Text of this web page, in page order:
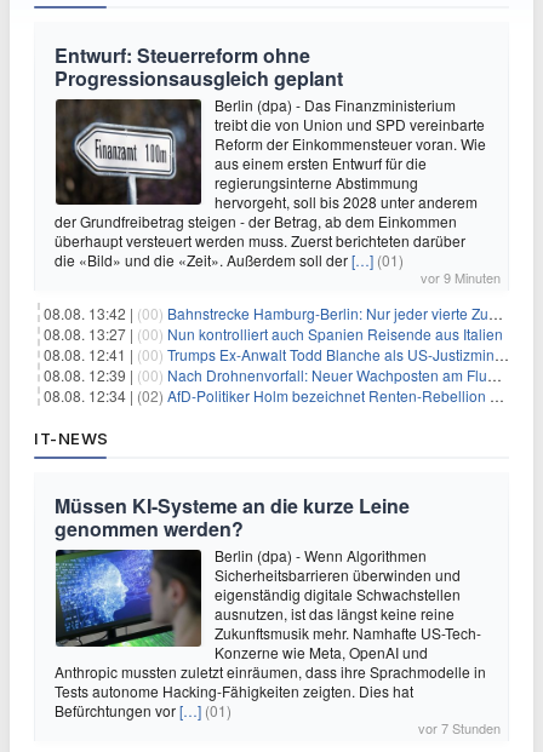
Entwurf: Steuerreform ohne
Progressionsausgleich geplant
Berlin (dpa) - Das Finanzministerium
treibt die von Union und SPD vereinbarte
Reform der Einkommensteuer voran. Wie
aus einem ersten Entwurf für die
regierungsinterne Abstimmung
hervorgeht, soll bis 2028 unter anderem
der Grundfreibetrag steigen - der Betrag, ab dem Einkommen
überhaupt versteuert werden muss. Zuerst berichteten darüber
die «Bild» und die «Zeit». Außerdem soll der[…] (01)
vor 9 Minuten
08.08. 13:42 | (00) Bahnstrecke Hamburg-Berlin: Nur jeder vierte Zug pünktlich
08.08. 13:27 | (00) Nun kontrolliert auch Spanien Reisende aus Italien
08.08. 12:41 | (00) Trumps Ex-Anwalt Todd Blanche als US-Justizminister bestätigt
08.08. 12:39 | (00) Nach Drohnenvorfall: Neuer Wachposten am Flughafen
08.08. 12:34 | (02) AfD-Politiker Holm bezeichnet Renten-Rebellion als "Rollenspiel"
IT-NEWS
Müssen KI-Systeme an die kurze Leine
genommen werden?
Berlin (dpa) - Wenn Algorithmen
Sicherheitsbarrieren überwinden und
eigenständig digitale Schwachstellen
ausnutzen, ist das längst keine reine
Zukunftsmusik mehr. Namhafte US-Tech-
Konzerne wie Meta, OpenAI und
Anthropic mussten zuletzt einräumen, dass ihre Sprachmodelle in
Tests autonome Hacking-Fähigkeiten zeigten. Dies hat
Befürchtungen vor[…] (01)
vor 7 Stunden